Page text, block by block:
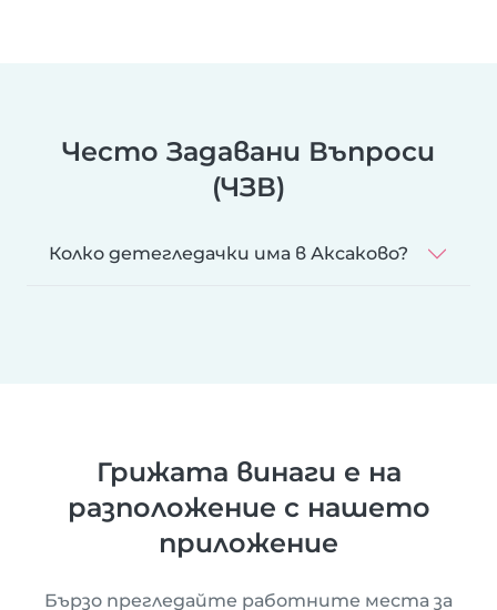
Често Задавани Въпроси
(ЧЗВ)
Колко детегледачки има в Аксаково?
Грижата винаги е на
разположение с нашето
приложение
Бързо прегледайте работните места за